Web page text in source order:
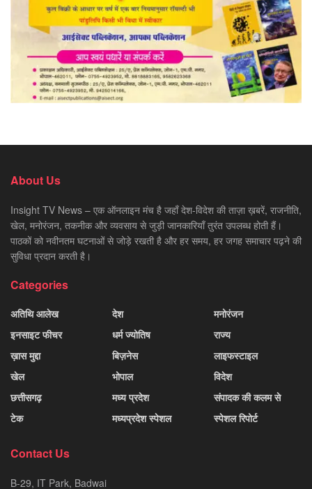
About Us
Insight TV News – एक ऑनलाइन मंच है जहाँ देश-विदेश की ताज़ा ख़बरें, राजनीति,
खेल, मनोरंजन, तकनीक और व्यवसाय से जुड़ी जानकारियाँ तुरंत उपलब्ध होती हैं।
पाठकों को नवीनतम घटनाओं से जोड़े रखती है और हर समय, हर जगह समाचार पढ़ने की
सुविधा प्रदान करती है।
Categories
अतिथि आलेख
इनसाइट फीचर
ख़ास मुद्दा
खेल
छत्तीसगढ़
टेक
देश
धर्म ज्योतिष
बिज़नेस
भोपाल
मध्य प्रदेश
मध्यप्रदेश स्पेशल
मनोरंजन
राज्य
लाइफस्टाइल
विदेश
संपादक की कलम से
स्पेशल रिपोर्ट
Contact Us
B-29, IT Park, Badwai